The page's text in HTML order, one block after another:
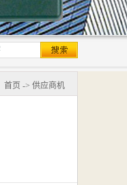
首页 -> 供应商机